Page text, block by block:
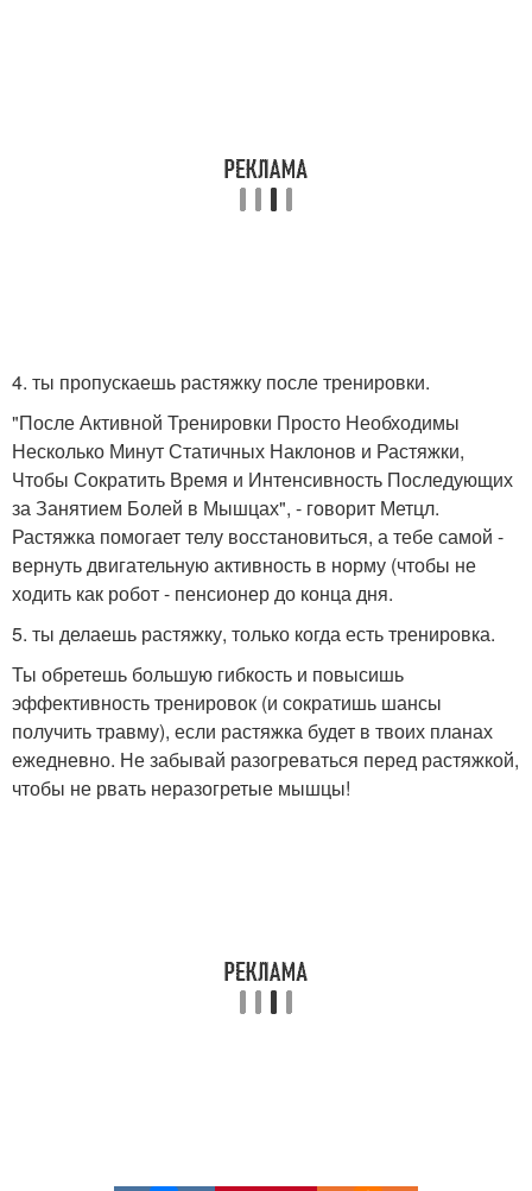
4. ты пропускаешь растяжку после тренировки.
"После Активной Тренировки Просто Необходимы
Несколько Минут Статичных Наклонов и Растяжки,
Чтобы Сократить Время и Интенсивность Последующих
за Занятием Болей в Мышцах", - говорит Метцл.
Растяжка помогает телу восстановиться, а тебе самой -
вернуть двигательную активность в норму (чтобы не
ходить как робот - пенсионер до конца дня.
5. ты делаешь растяжку, только когда есть тренировка.
Ты обретешь большую гибкость и повысишь
эффективность тренировок (и сократишь шансы
получить травму), если растяжка будет в твоих планах
ежедневно. Не забывай разогреваться перед растяжкой,
чтобы не рвать неразогретые мышцы!